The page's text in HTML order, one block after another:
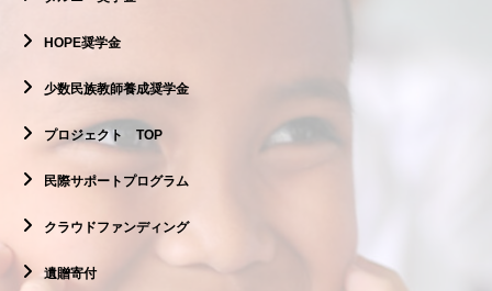
HOPE奨学金
少数民族教師養成奨学金
プロジェクト TOP
民際サポートプログラム
クラウドファンディング
遺贈寄付